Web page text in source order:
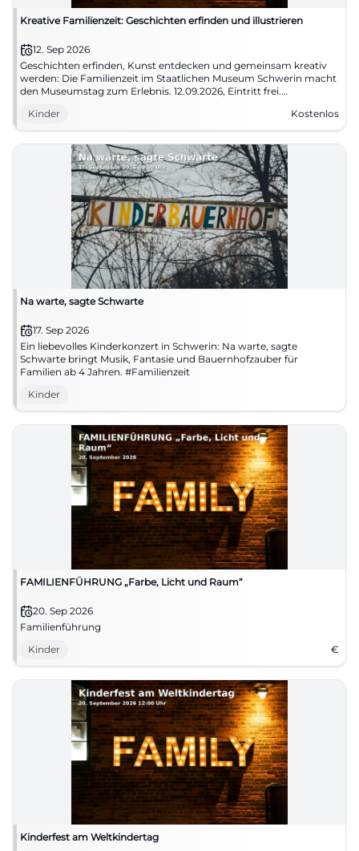
Kreative Familienzeit: Geschichten erfinden und illustrieren
12. Sep 2026
Geschichten erfinden, Kunst entdecken und gemeinsam kreativ
werden: Die Familienzeit im Staatlichen Museum Schwerin macht
den Museumstag zum Erlebnis. 12.09.2026, Eintritt frei.
Kinder
Kostenlos
Na warte, sagte Schwarte
17. Sep 2026
Ein liebevolles Kinderkonzert in Schwerin: Na warte, sagte
Schwarte bringt Musik, Fantasie und Bauernhofzauber für
Familien ab 4 Jahren. #Familienzeit
Kinder
FAMILIENFÜHRUNG „Farbe, Licht und Raum“
20. Sep 2026
Familienführung
Kinder
€
Kinderfest am Weltkindertag